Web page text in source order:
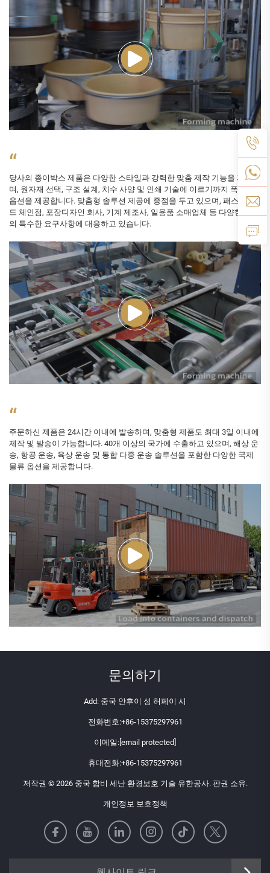
“
당사의 종이박스 제품은 다양한 스타일과 강력한 맞춤 제작 기능을 자랑하
며, 원자재 선택, 구조 설계, 치수 사양 및 인쇄 기술에 이르기까지 폭넓은
옵션을 제공합니다. 맞춤형 솔루션 제공에 중점을 두고 있으며, 패스트푸
드 체인점, 포장디자인 회사, 기계 제조사, 일용품 소매업체 등 다양한 산업
의 특수한 요구사항에 대응하고 있습니다.
“
주문하신 제품은 24시간 이내에 발송하며, 맞춤형 제품도 최대 3일 이내에
제작 및 발송이 가능합니다. 40개 이상의 국가에 수출하고 있으며, 해상 운
송, 항공 운송, 육상 운송 및 통합 다중 운송 솔루션을 포함한 다양한 국제
물류 옵션을 제공합니다.
문의하기
Add: 중국 안후이 성 허페이 시
전화번호:+86-15375297961
이메일: [email protected]
휴대전화:+86-15375297961
저작권 © 2026 중국 합비 세난 환경보호 기술 유한공사. 판권 소유.
개인정보 보호정책
https://senangbz.en.alibaba.com